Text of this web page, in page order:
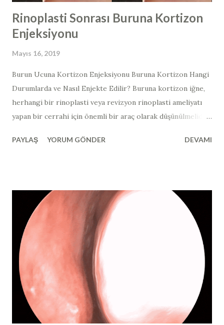
Rinoplasti Sonrası Buruna Kortizon
Enjeksiyonu
Mayıs 16, 2019
Burun Ucuna Kortizon Enjeksiyonu Buruna Kortizon Hangi
Durumlarda ve Nasıl Enjekte Edilir? Buruna kortizon iğne,
herhangi bir rinoplasti veya revizyon rinoplasti ameliyatı
yapan bir cerrahi için önemli bir araç olarak düşünülmelidir.
ameliyatı yapılan ve ameliyat sonrası ve 3 ay sonraki burun
Kortikosteroidleri, anabolik steroidler ile karıştırmayın!
Burun estetiği ve burun ameliyatı dünyasında steroid
terimini kullandığımızda, çok spesifik bir steroid türünden
bahsediyoruz. “Steroid” kelimesi, vücut geliştiricilerinde
artmış kas büyümesi için kullanılan bir hormondur ve
aslında bu vücut kitlesini oluşturmak için kullanılan, anabolik
bir steroid adı verilen farklı bir steroid tipini ifade eder.
Rinoplasti ve revizyon rinoplasti sonrasında " buru...
PAYLAŞ YORUM GÖNDER DEVAMI